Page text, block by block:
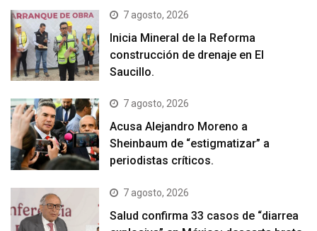
7 agosto, 2026
Inicia Mineral de la Reforma
construcción de drenaje en El
Saucillo.
7 agosto, 2026
Acusa Alejandro Moreno a
Sheinbaum de “estigmatizar” a
periodistas críticos.
7 agosto, 2026
Salud confirma 33 casos de “diarrea